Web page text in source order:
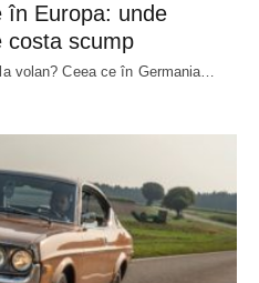
în Europa: unde
costa scump
volan? Ceea ce în Germania…